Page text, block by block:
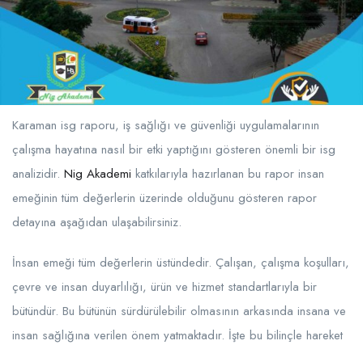
Karaman isg raporu, iş sağlığı ve güvenliği uygulamalarının
çalışma hayatına nasıl bir etki yaptığını gösteren önemli bir isg
analizidir. Nig Akademi katkılarıyla hazırlanan bu rapor insan
emeğinin tüm değerlerin üzerinde olduğunu gösteren rapor
detayına aşağıdan ulaşabilirsiniz.
İnsan emeği tüm değerlerin üstündedir. Çalışan, çalışma koşulları,
çevre ve insan duyarlılığı, ürün ve hizmet standartlarıyla bir
bütündür. Bu bütünün sürdürülebilir olmasının arkasında insana ve
insan sağlığına verilen önem yatmaktadır. İşte bu bilinçle hareket